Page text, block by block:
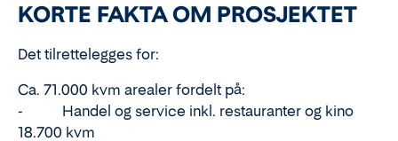
KORTE FAKTA OM PROSJEKTET
Det tilrettelegges for:
Ca. 71.000 kvm arealer fordelt på:
- Handel og service inkl. restauranter og kino
18.700 kvm